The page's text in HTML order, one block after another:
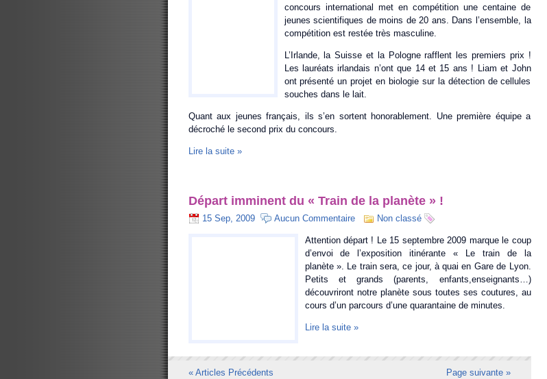
concours international met en compétition une centaine de
jeunes scientifiques de moins de 20 ans. Dans l’ensemble, la
compétition est restée très masculine.
L’Irlande, la Suisse et la Pologne rafflent les premiers prix !
Les lauréats irlandais n’ont que 14 et 15 ans ! Liam et John
ont présenté un projet en biologie sur la détection de cellules
souches dans le lait.
Quant aux jeunes français, ils s’en sortent honorablement. Une première équipe a
décroché le second prix du concours.
Lire la suite »
Départ imminent du « Train de la planète » !
15 Sep, 2009 Aucun Commentaire Non classé
Attention départ ! Le 15 septembre 2009 marque le coup
d’envoi de l’exposition itinérante « Le train de la
planète ». Le train sera, ce jour, à quai en Gare de Lyon.
Petits et grands (parents, enfants,enseignants…)
découvriront notre planète sous toutes ses coutures, au
cours d’un parcours d’une quarantaine de minutes.
Lire la suite »
« Articles Précédents Page suivante »